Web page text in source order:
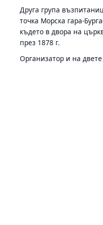
Друга група
точка Морска гара-
където в двора на
през 1878 г.
Организатор и на